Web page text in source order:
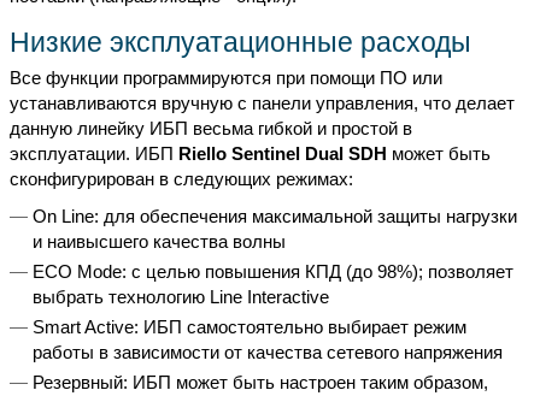
Низкие эксплуатационные расходы
Все функции программируются при помощи ПО или
устанавливаются вручную с панели управления, что делает
данную линейку ИБП весьма гибкой и простой в
эксплуатации. ИБП Riello Sentinel Dual SDH может быть
сконфигурирован в следующих режимах:
On Line: для обеспечения максимальной защиты нагрузки
и наивысшего качества волны
ECO Mode: с целью повышения КПД (до 98%); позволяет
выбрать технологию Line Interactive
Smart Active: ИБП самостоятельно выбирает режим
работы в зависимости от качества сетевого напряжения
Резервный: ИБП может быть настроен таким образом,